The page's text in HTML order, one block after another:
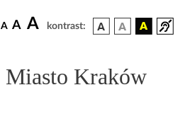
A A A kontrast:
Miasto Kraków